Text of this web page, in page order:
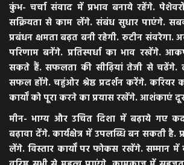
कुंभ- चर्चा संवाद में प्रभाव बनाये रहेंगे.
सक्रियता से काम लेंगे. संबंध सुधार पाएंगे.
प्रबंधन क्षमता बढ़त बनी रहेगी. रुटीन संवरेगा.
परिणाम बनेंगे. प्रतिस्पर्धा का भाव रखेंगे.
सकते हैं. सफलता की सीढ़ियां तेजी से चढेंगे.
सफल होंगे. चहुंओर श्रेष्ठ प्रदर्शन करेंगे. करियर
कार्यों को पूरा करने का प्रयास रखेंगे. आशंकाएं
मीन- भाग्य और उचित दिशा में बढ़ाये गए
बढ़ावा देंगे. कार्यक्षेत्र में उपलब्धि बन सकती है.
लेंगे. विस्तार कार्यों पर फोकस रखेंगे. सम्मान में